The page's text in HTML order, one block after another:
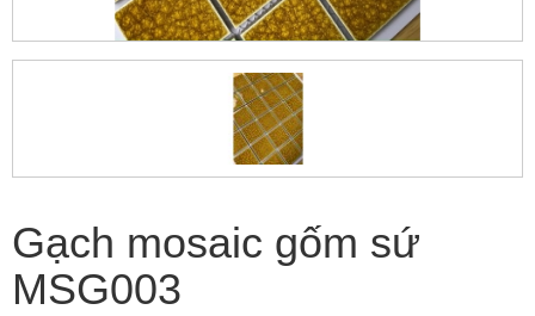
Gạch mosaic gốm sứ
MSG003